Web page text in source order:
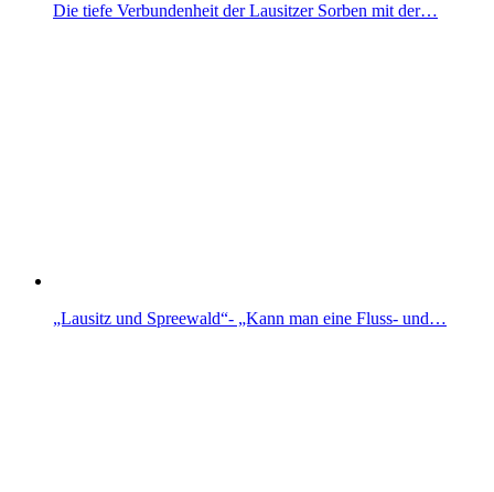
Die tiefe Verbundenheit der Lausitzer Sorben mit der…
„Lausitz und Spreewald“- „Kann man eine Fluss- und…